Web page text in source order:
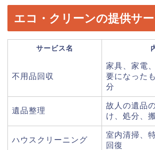
エコ・クリーンの提供サ
サービス名
不用品回収
家具、家電
要になった
分
遺品整理
故人の遺品
け、処分、
ハウスクリーニング
室内清掃、
回復